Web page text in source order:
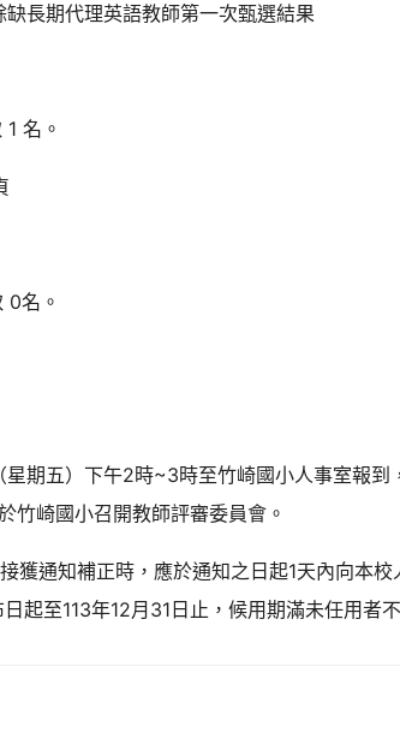
長期代理英語教師第一次甄選結果
名。
0名。
期五）下午2時~3時至竹崎國小人事室報到
竹崎國小召開教師評審委員會。
獲通知補正時，應於通知之日起1天內向本
起至113年12月31日止，候用期滿未任用者